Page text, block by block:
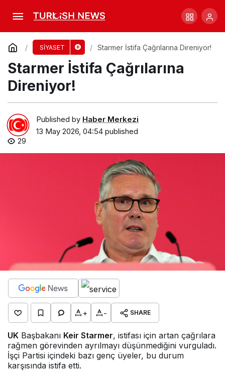
SİYASET Starmer İstifa Çağrılarına Direniyor!
Starmer İstifa Çağrılarına
Direniyor!
Published by Haber Merkezi
13 May 2026, 04:54 published
29
+ - SHARE
UK Başbakanı Keir Starmer, istifası için artan çağrılara
rağmen görevinden ayrılmayı düşünmediğini vurguladı.
İşçi Partisi içindeki bazı genç üyeler, bu durum
karşısında istifa etti.
Avustralya’da Göçte Beklenmedik Artış!
Comment Share